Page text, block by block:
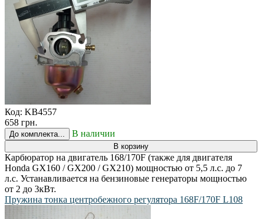
Код: KB4557
658 грн.
До комплекта... В наличии
В корзину
Карбюратор на двигатель 168/170F (также для двигателя
Honda GX160 / GX200 / GX210) мощностью от 5,5 л.с. до 7
л.с. Устанавливается на бензиновые генераторы мощностью
от 2 до 3кВт.
Пружина тонка центробежного регулятора 168F/170F L108